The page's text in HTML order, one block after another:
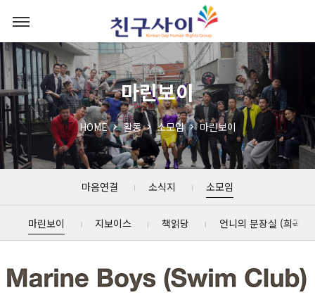
마린보이
HOME 활동 소모임 마린보이
마음연결 소식지 소모임
마린보이 지보이스 책읽당 언니의 분장실 (희곡읽